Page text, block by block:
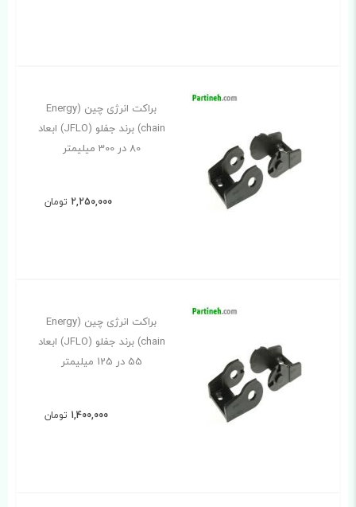
براکت انرژی چین (Energy
chain) برند جفلو (JFLO) ابعاد
80 در 300 میلیمتر
2,250,000 تومان
براکت انرژی چین (Energy
chain) برند جفلو (JFLO) ابعاد
55 در 125 میلیمتر
1,400,000 تومان